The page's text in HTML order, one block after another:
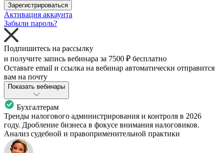
Зарегистрироваться
Активация аккаунта
Забыли пароль?
Подпишитесь на рассылку
и получите запись вебинара за 7500 ₽ бесплатно
Оставьте email и ссылка на вебинар автоматически отправится
вам на почту
Показать вебинары
Бухгалтерам
Тренды налогового администрирования и контроля в 2026
году. Дробление бизнеса в фокусе внимания налоговиков.
Анализ судебной и правоприменительной практики